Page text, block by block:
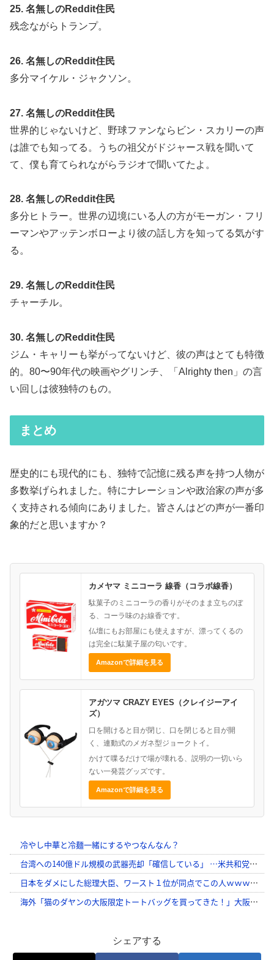
25. 名無しのReddit住民
残念ながらトランプ。
26. 名無しのReddit住民
多分マイケル・ジャクソン。
27. 名無しのReddit住民
世界的じゃないけど、野球ファンならビン・スカリーの声
は誰でも知ってる。うちの祖父がドジャース戦を聞いて
て、僕も育てられながらラジオで聞いてたよ。
28. 名無しのReddit住民
多分ヒトラー。世界の辺境にいる人の方がモーガン・フリ
ーマンやアッテンボローより彼の話し方を知ってる気がす
る。
29. 名無しのReddit住民
チャーチル。
30. 名無しのReddit住民
ジム・キャリーも挙がってないけど、彼の声はとても特徴
的。80〜90年代の映画やグリンチ、「Alrighty then」の言
い回しは彼独特のもの。
まとめ
歴史的にも現代的にも、独特で記憶に残る声を持つ人物が
多数挙げられました。特にナレーションや政治家の声が多
く支持される傾向にありました。皆さんはどの声が一番印
象的だと思いますか？
カメヤマ ミニコーラ 線香（コラボ線香）
駄菓子のミニコーラの香りがそのまま立ちのぼ
る、コーラ味のお線香です。
仏壇にもお部屋にも使えますが、漂ってくるの
は完全に駄菓子屋の匂いです。
Amazonで詳細を見る
アガツマ CRAZY EYES（クレイジーアイ
ズ）
口を開けると目が閉じ、口を閉じると目が開
く、連動式のメガネ型ジョークトイ。
かけて喋るだけで場が壊れる、説明の一切いら
ない一発芸グッズです。
Amazonで詳細を見る
シェアする